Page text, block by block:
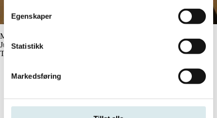
Egenskaper
Statistikk
Markedsføring
Margrethe Søbstad
Juridisk fagdirektør
Tilsynsavdelingen